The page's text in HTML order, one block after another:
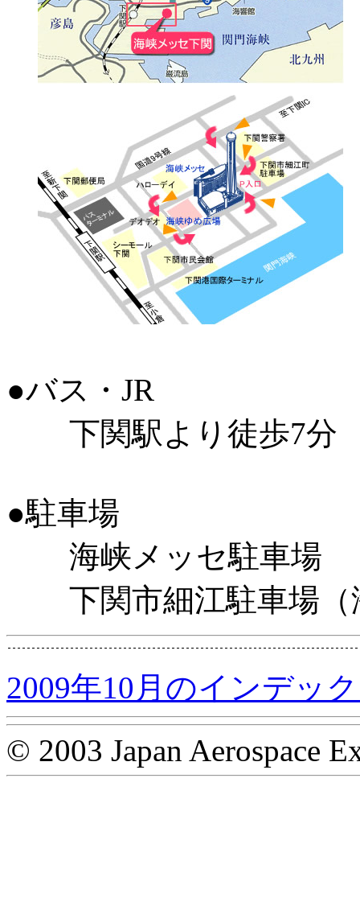
●バス・JR
下関駅より徒歩7分
●駐車場
海峡メッセ駐車場
下関市細江駐車場（
2009年10月のインデッ
© 2003 Japan Aerospace